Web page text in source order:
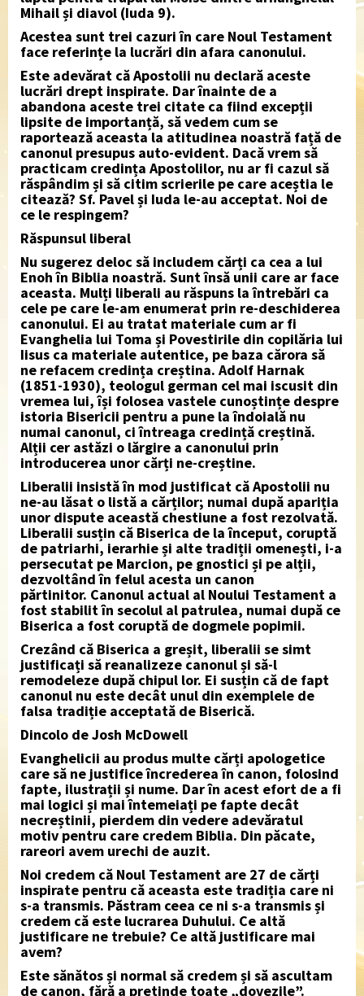
Mihail și diavol (Iuda 9).
Acestea sunt trei cazuri în care Noul Testament
face referințe la lucrări din afara canonului.
Este adevărat că Apostolii nu declară aceste
lucrări drept inspirate. Dar înainte de a
abandona aceste trei citate ca fiind excepții
lipsite de importanță, să vedem cum se
raportează aceasta la atitudinea noastră față de
canonul presupus auto-evident. Dacă vrem să
practicam credința Apostolilor, nu ar fi cazul să
răspândim și să citim scrierile pe care aceștia le
citează? Sf. Pavel și Iuda le-au acceptat. Noi de
ce le respingem?
Răspunsul liberal
Nu sugerez deloc să includem cărți ca cea a lui
Enoh în Biblia noastră. Sunt însă unii care ar face
aceasta. Mulți liberali au răspuns la întrebări ca
cele pe care le-am enumerat prin re-deschiderea
canonului. Ei au tratat materiale cum ar fi
Evanghelia lui Toma și Povestirile din copilăria lui
Iisus ca materiale autentice, pe baza cărora să
ne refacem credința creștina. Adolf Harnak
(1851-1930), teologul german cel mai iscusit din
vremea lui, își folosea vastele cunoștințe despre
istoria Bisericii pentru a pune la îndoială nu
numai canonul, ci întreaga credință creștină.
Alții cer astăzi o lărgire a canonului prin
introducerea unor cărți ne-creștine.
Liberalii insistă în mod justificat că Apostolii nu
ne-au lăsat o listă a cărților; numai după apariția
unor dispute această chestiune a fost rezolvată.
Liberalii susțin că Biserica de la început, coruptă
de patriarhi, ierarhie și alte tradiții omenești, i-a
persecutat pe Marcion, pe gnostici și pe alții,
dezvoltând în felul acesta un canon
părtinitor. Canonul actual al Noului Testament a
fost stabilit în secolul al patrulea, numai după ce
Biserica a fost coruptă de dogmele popimii.
Crezând că Biserica a greșit, liberalii se simt
justificați să reanalizeze canonul și să-l
remodeleze după chipul lor. Ei susțin că de fapt
canonul nu este decât unul din exemplele de
falsa tradiție acceptată de Biserică.
Dincolo de Josh McDowell
Evanghelicii au produs multe cărți apologetice
care să ne justifice încrederea în canon, folosind
fapte, ilustrații și nume. Dar în acest efort de a fi
mai logici și mai întemeiați pe fapte decât
necreștinii, pierdem din vedere adevăratul
motiv pentru care credem Biblia. Din păcate,
rareori avem urechi de auzit.
Noi credem că Noul Testament are 27 de cărți
inspirate pentru că aceasta este tradiția care ni
s-a transmis. Păstram ceea ce ni s-a transmis și
credem că este lucrarea Duhului. Ce altă
justificare ne trebuie? Ce altă justificare mai
avem?
Este sănătos și normal să credem și să ascultam
de canon, fără a pretinde toate „dovezile”.